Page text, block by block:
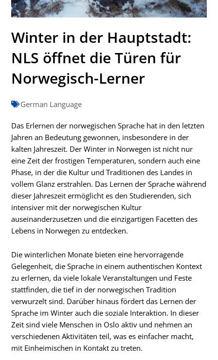
Winter in der Hauptstadt:
NLS öffnet die Türen für
Norwegisch-Lerner
German Language
Das Erlernen der norwegischen Sprache hat in den letzten
Jahren an Bedeutung gewonnen, insbesondere in der
kalten Jahreszeit. Der Winter in Norwegen ist nicht nur
eine Zeit der frostigen Temperaturen, sondern auch eine
Phase, in der die Kultur und Traditionen des Landes in
vollem Glanz erstrahlen. Das Lernen der Sprache während
dieser Jahreszeit ermöglicht es den Studierenden, sich
intensiver mit der norwegischen Kultur
auseinanderzusetzen und die einzigartigen Facetten des
Lebens in Norwegen zu entdecken.
Die winterlichen Monate bieten eine hervorragende
Gelegenheit, die Sprache in einem authentischen Kontext
zu erlernen, da viele lokale Veranstaltungen und Feste
stattfinden, die tief in der norwegischen Tradition
verwurzelt sind. Darüber hinaus fördert das Lernen der
Sprache im Winter auch die soziale Interaktion. In dieser
Zeit sind viele Menschen in Oslo aktiv und nehmen an
verschiedenen Aktivitäten teil, was es einfacher macht,
mit Einheimischen in Kontakt zu treten.